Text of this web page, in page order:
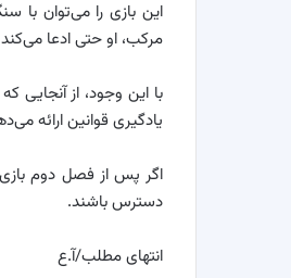
این بازی را می‌توان
مرکب، او حتی ادعا
با این وجود، از آنجایی
یادگیری قوانین ارائه
دسترس باشند.
انتهای مطلب/آ.ع